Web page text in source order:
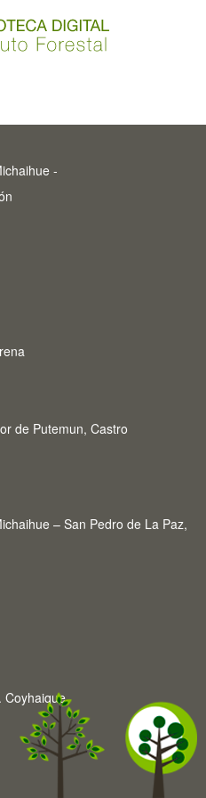
-
de Putemun, Castro
– San Pedro de La Paz,
Coyhaique